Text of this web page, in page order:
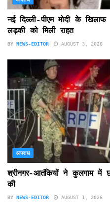
नई दिल्ली-पीएम मोदी के खिलाफ
लड़की को मिली राहत
BY NEWS-EDITOR AUGUST 3, 2026
अपराध
श्रीनगर-आतंकियों ने कुलगाम में
की
BY NEWS-EDITOR AUGUST 1, 2026